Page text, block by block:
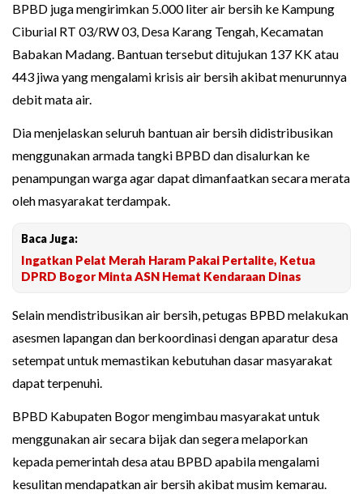
BPBD juga mengirimkan 5.000 liter air bersih ke Kampung
Ciburial RT 03/RW 03, Desa Karang Tengah, Kecamatan
Babakan Madang. Bantuan tersebut ditujukan 137 KK atau
443 jiwa yang mengalami krisis air bersih akibat menurunnya
debit mata air.
Dia menjelaskan seluruh bantuan air bersih didistribusikan
menggunakan armada tangki BPBD dan disalurkan ke
penampungan warga agar dapat dimanfaatkan secara merata
oleh masyarakat terdampak.
Baca Juga:
Ingatkan Pelat Merah Haram Pakai Pertalite, Ketua
DPRD Bogor Minta ASN Hemat Kendaraan Dinas
Selain mendistribusikan air bersih, petugas BPBD melakukan
asesmen lapangan dan berkoordinasi dengan aparatur desa
setempat untuk memastikan kebutuhan dasar masyarakat
dapat terpenuhi.
BPBD Kabupaten Bogor mengimbau masyarakat untuk
menggunakan air secara bijak dan segera melaporkan
kepada pemerintah desa atau BPBD apabila mengalami
kesulitan mendapatkan air bersih akibat musim kemarau.